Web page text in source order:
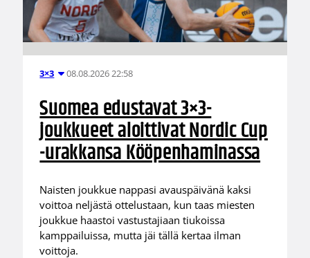
3×3 08.08.2026 22:58
Suomea edustavat 3×3-
joukkueet aloittivat Nordic Cup
-urakkansa Kööpenhaminassa
Naisten joukkue nappasi avauspäivänä kaksi
voittoa neljästä ottelustaan, kun taas miesten
joukkue haastoi vastustajiaan tiukoissa
kamppailuissa, mutta jäi tällä kertaa ilman
voittoja.